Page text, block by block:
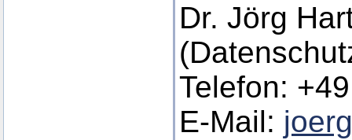
Dr. Jörg
Telefon:
E-Mail: